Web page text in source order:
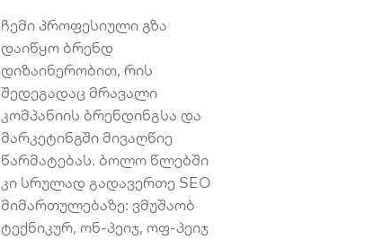
ჩემი პროფესიული გზა
დაიწყო ბრენდ
დიზაინერობით, რის
შედეგადაც მრავალი
კომპანიის ბრენდინგსა და
მარკეტინგში მივაღწიე
წარმატებას. ბოლო წლებში
კი სრულად გადავერთე SEO
მიმართულებაზე: ვმუშაობ
ტექნიკურ, ონ-პეიჯ, ოფ-პეიჯ